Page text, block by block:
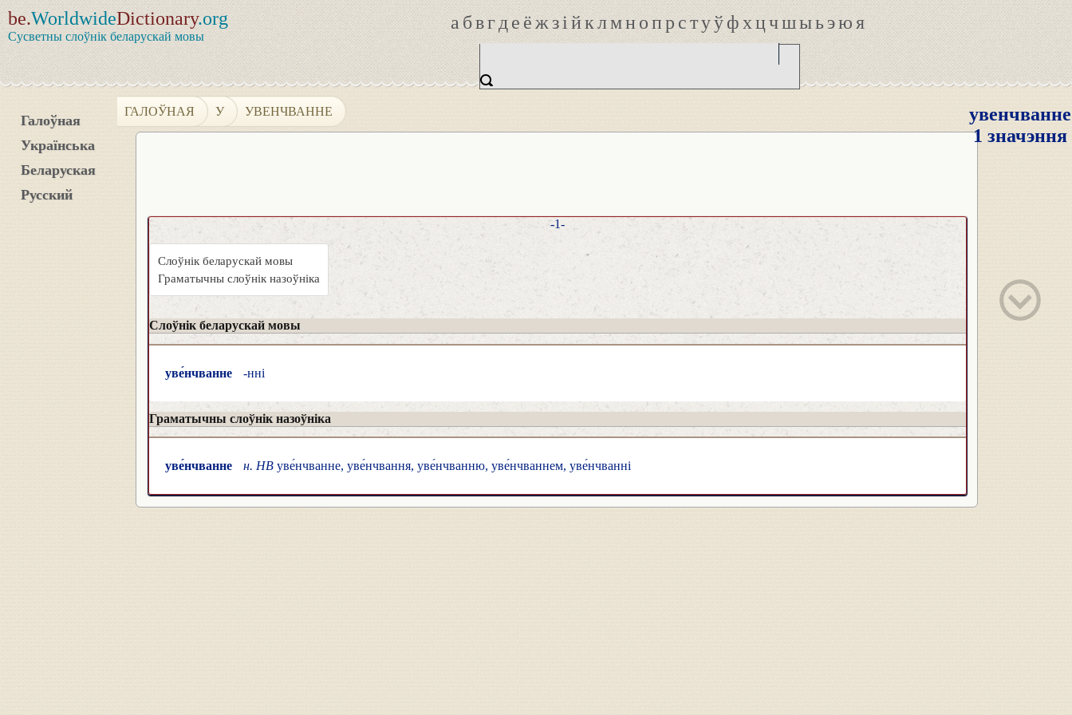
be.WorldwideDictionary.org
Сусветны слоўнік беларускай мовы
абвгдеёжзійклмнопрстуўфхцчшыьэюя
Галоўная
Українська
Беларуская
Русский
ГАЛОЎНАЯ У УВЕНЧВАННЕ
увенчванне
1 значэння
-1-
Слоўнік беларускай мовы
Граматычны слоўнік назоўніка
Слоўнік беларускай мовы
уве́нчванне -нні
Граматычны слоўнік назоўніка
уве́нчванне н. НВ уве́нчванне, уве́нчвання, уве́нчванню, уве́нчваннем, уве́нчванні